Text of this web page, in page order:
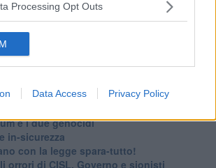
Processing Opt Outs
Data Access Privacy Policy
a Trump o all’Albanese? Questo è il
la tetrade oscura del sionismo
tra Nazismo, Sionismo e
parte)
Israele (prima parte)
e i due genocidi
in-sicurezza
con la legge spara-tutto!
orrori di CISL, Governo e sionisti